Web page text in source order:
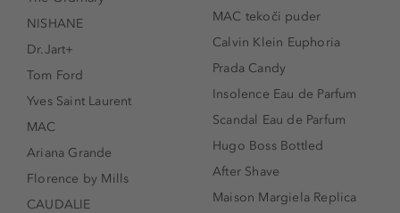
NISHANE
Dr.Jart+
Tom Ford
Yves Saint Laurent
MAC
Ariana Grande
Florence by Mills
CAUDALIE
MAC tekoči puder
Calvin Klein Euphoria
Prada Candy
Insolence Eau de Parfum
Scandal Eau de Parfum
Hugo Boss Bottled
After Shave
Maison Margiela Replica